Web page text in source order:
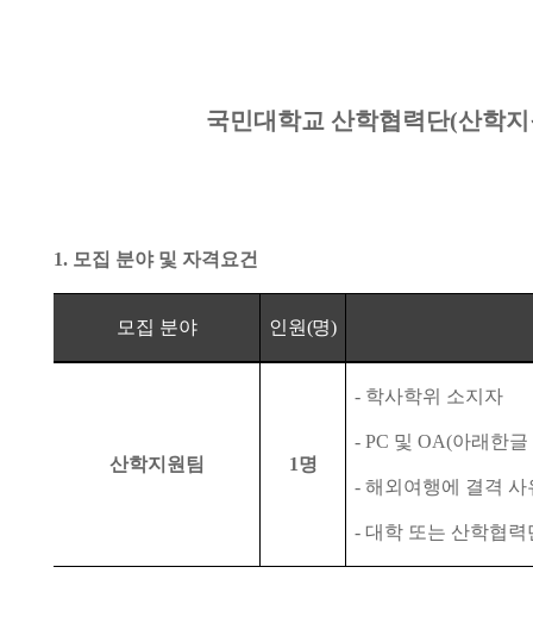
국민대학교 산학협력단(산학
1. 모집 분야 및 자격요건
모집 분야 인원(명)
산학지원팀 1명
- 학사학위 소지자
- PC 및 OA(아래한
- 해외여행에 결격
- 대학 또는 산학협